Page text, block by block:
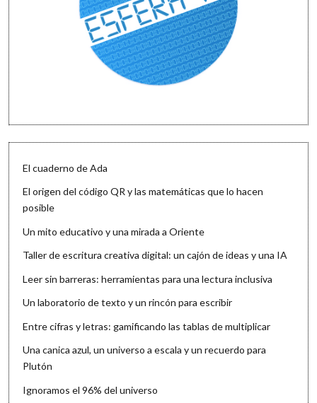
El cuaderno de Ada
El origen del código QR y las matemáticas que lo hacen
posible
Un mito educativo y una mirada a Oriente
Taller de escritura creativa digital: un cajón de ideas y una IA
Leer sin barreras: herramientas para una lectura inclusiva
Un laboratorio de texto y un rincón para escribir
Entre cifras y letras: gamificando las tablas de multiplicar
Una canica azul, un universo a escala y un recuerdo para
Plutón
Ignoramos el 96% del universo